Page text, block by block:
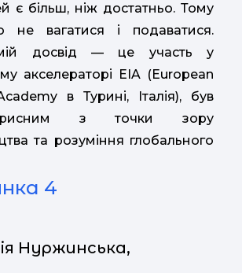
є більш, ніж достатньо. Тому
не вагатися і подаватися.
досвід — це участь у
акселераторі EIA (European
в Турині, Італія), був
з точки зору
та розуміння глобального
Нуржинська,